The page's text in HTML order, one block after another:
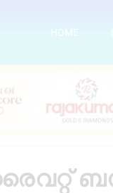
HOME